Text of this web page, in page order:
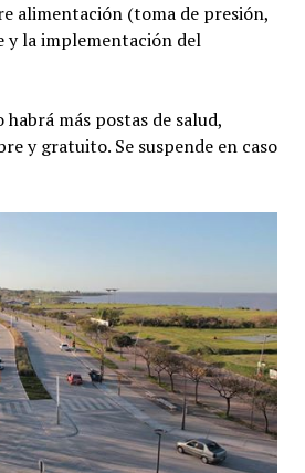
alimentación (toma de presión,
y la implementación del
más postas de salud,
y gratuito. Se suspende en caso